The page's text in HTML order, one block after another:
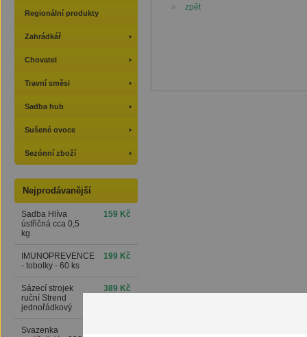
zpět
Regionální produkty
Zahrádkář
Chovatel
Travní směsi
Sadba hub
Sušené ovoce
Sezónní zboží
Nejprodávanější
Sadba Hlíva
ústřičná cca 0,5
kg
159 Kč
IMUNOPREVENCE
- tobolky - 60 ks
199 Kč
Sázecí strojek
ruční Strend
jednořádkový
389 Kč
Svazenka